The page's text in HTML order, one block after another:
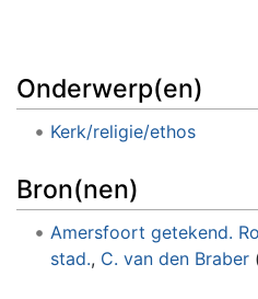
Onderwerp(en)
Kerk/religie/ethos
Bron(nen)
Amersfoort getekend.
stad., C. van den Braber